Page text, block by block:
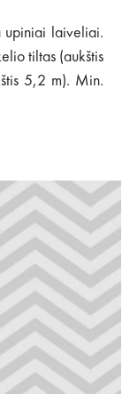
upiniai laiveliai.
tiltas (aukštis
5,2 m). Min.